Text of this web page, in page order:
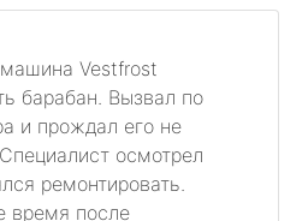
Vestfrost
барабан. Вызвал по
и прождал его не
осмотрел
ремонтировать.
время после